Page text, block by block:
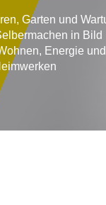
Garten und
in Bild
Energie